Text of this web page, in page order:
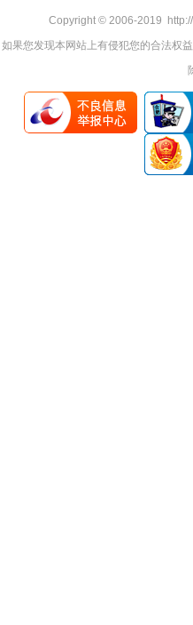
Copyright © 2006-2019
如果您发现本网站上有侵犯您的合法权